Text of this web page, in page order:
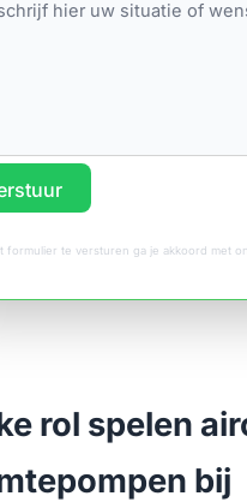
formulier te versturen ga je akkoord met
rol spelen
bij